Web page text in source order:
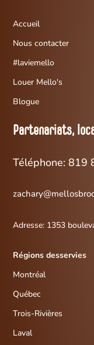
Accueil
Nous contacter
#laviemello
Louer Mello's
Blogue
Partenariats,
Téléphone: 819
Adresse: 1353
Régions desservies
Montréal
Québec
Trois-Rivières
Laval